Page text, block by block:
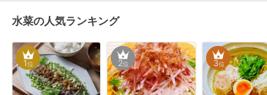
水菜の人気ランキング
1位 2位 3位